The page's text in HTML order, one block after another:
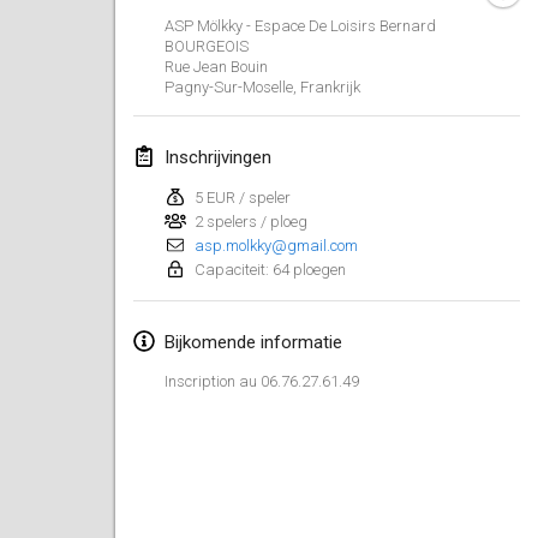
ASP Mölkky - Espace De Loisirs Bernard
BOURGEOIS
Rue Jean Bouin
Pagny-Sur-Moselle, Frankrijk
Inschrijvingen
5 EUR / speler
2 spelers / ploeg
asp.molkky@gmail.com
Capaciteit: 64 ploegen
Bijkomende informatie
Inscription au 06.76.27.61.49
februari 2023
Open Grégorien
4 feb. 2023
SingeliDuppeli
4 feb. 2023| Finland
SM HalliMölkky - Finnish Championship
Indoor de la CASAS